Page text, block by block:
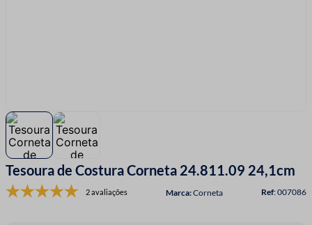
Tesoura de Costura Corneta 24.811.09 24,1cm
2 avaliações Corneta :007086